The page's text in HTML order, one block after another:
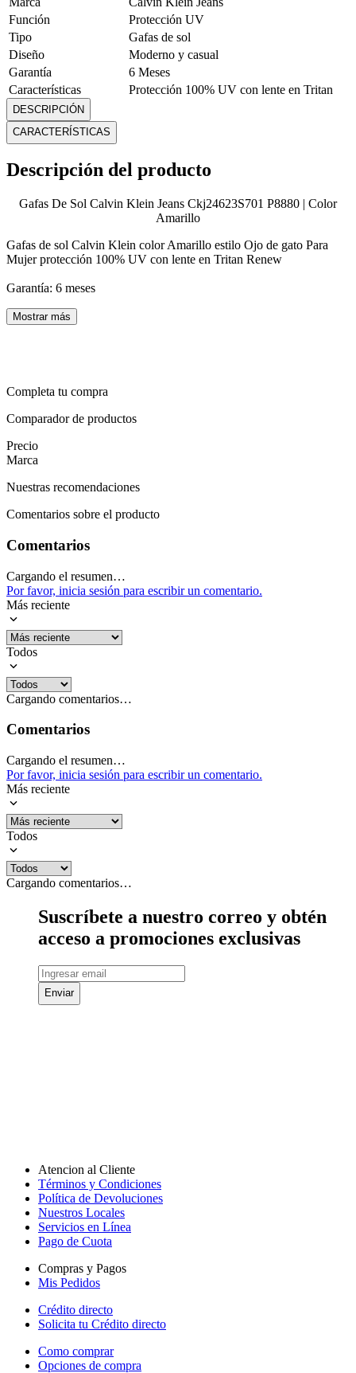
Función
Protección UV
Tipo
Gafas de sol
Diseño
Moderno y casual
Garantía
6 Meses
Características
adicionales
Protección 100% UV con lente en Tritan
Mostrar más
DESCRIPCIÓN
CARACTERÍSTICAS
Descripción del producto
Gafas De Sol Calvin Klein Jeans Ckj24623S701 P8880 | Color
Amarillo
Gafas de sol Calvin Klein color Amarillo estilo Ojo de gato Para
Mujer protección 100% UV con lente en Tritan Renew
Garantía: 6 meses
Mostrar más
Completa tu compra
Comparador de productos
Precio
Marca
Nuestras recomendaciones
Comentarios sobre el producto
Comentarios
Cargando el resumen…
Por favor, inicia sesión para escribir un comentario.
Más reciente
Todos
Cargando comentarios…
Comentarios
Cargando el resumen…
Por favor, inicia sesión para escribir un comentario.
Más reciente
Todos
Cargando comentarios…
Suscríbete a nuestro correo y obtén
acceso a promociones exclusivas
Enviar
Atencion al Cliente
Términos y Condiciones
Política de Devoluciones
Nuestros Locales
Servicios en Línea
Pago de Cuota
Compras y Pagos
Mis Pedidos
Crédito directo
Solicita tu Crédito directo
Como comprar
Opciones de compra